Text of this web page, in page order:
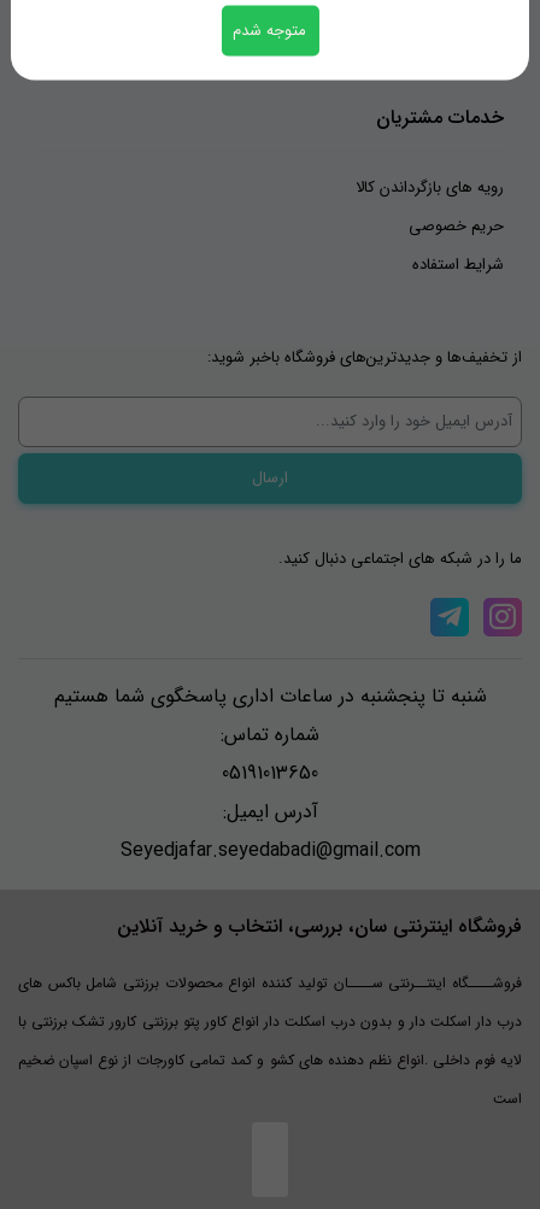
متوجه شدم
خدمات مشتریان
رویه های بازگرداندن کالا
حریم خصوصی
شرایط استفاده
از تخفیف‌ها و جدیدترین‌های فروشگاه باخبر شوید:
ما را در شبکه های اجتماعی دنبال کنید.
شنبه تا پنجشنبه در ساعات اداری پاسخگوی شما هستیم
شماره تماس:
05191013650
آدرس ایمیل:
Seyedjafar.seyedabadi@gmail.com
فروشگاه اینترنتی سان، بررسی، انتخاب و خرید آنلاین
فروشــــگاه اینتــرنتی ســــان تولید کننده انواع محصولات برزنتی شامل باکس های
درب دار اسکلت دار و بدون درب اسکلت دار انواع کاور پتو برزنتی کارور تشک برزنتی با
لایه فوم داخلی .انواع نظم دهنده های کشو و کمد تمامی کاورجات از نوع اسپان ضخیم
است